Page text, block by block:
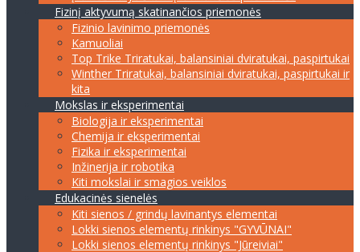
Fizinį aktyvumą skatinančios priemonės
Fizinio lavinimo priemonės
Kamuoliai
Top Trike Triratukai, balansiniai dviratukai, paspirtukai
Winther Triratukai, balansiniai dviratukai, paspirtukai ir
kita
Mokslas ir eksperimentai
Biologija ir eksperimentai
Chemija ir eksperimentai
Fizika ir eksperimentai
Inžinerija ir robotika
Kiti mokslai ir smagios veiklos
Edukacinės sienelės
Kiti sienos / grindų lavinantys elementai
Lokki sienos elementų rinkinys "GYVŪNAI"
Lokki sienos elementų rinkinys "Jūreiviai"